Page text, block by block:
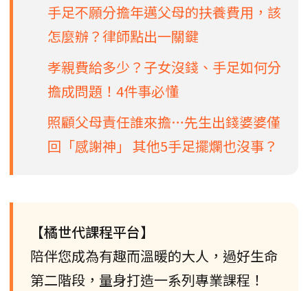
手足不願分擔年邁父母的扶養費用，該
怎麼辦？律師點出一關鍵
孝親費給多少？子女沒錢、手足如何分
擔成問題！4件事必懂
照顧父母責任誰來擔…先生出錢婆婆僅
回「感謝神」 其他5手足擺爛也沒事？
【橘世代課程平台】
陪伴您成為有趣而溫暖的大人，過好生命
第二階段，量身打造一系列專業課程！